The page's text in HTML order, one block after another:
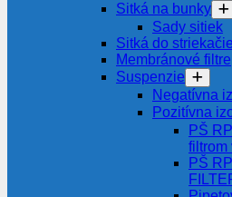
Sitká na bunky
Sady sitiek
Sitká do
Membránové filtre
Suspenzie
Negatívna
Pozitívna
PŠ
filtrom
PŠ